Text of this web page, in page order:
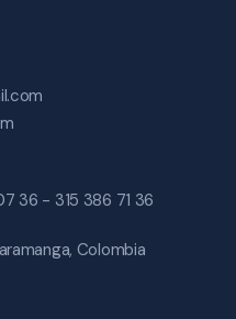
36 - 315 386 71 36
Colombia